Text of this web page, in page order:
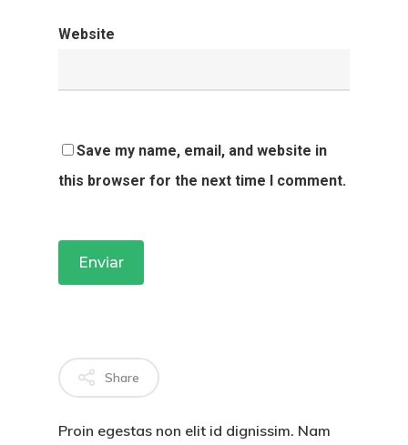
Website
Save my name, email, and website in
this browser for the next time I comment.
Share
Proin egestas non elit id dignissim. Nam
MAU HÁLITO